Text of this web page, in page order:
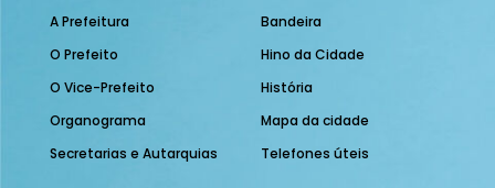
A Prefeitura
O Prefeito
O Vice-Prefeito
Organograma
Secretarias e Autarquias
Bandeira
Hino da Cidade
História
Mapa da cidade
Telefones úteis